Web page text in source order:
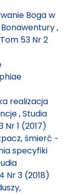
Boga w
,
53 Nr 2
realizacja
,Studia
1 (2017)
śmierć −
specyfiki
Nr 3 (2018)